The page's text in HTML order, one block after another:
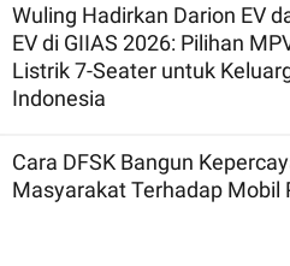
Wuling Hadirkan Darion EV
EV di GIIAS 2026: Pilihan
Listrik 7-Seater untuk
Indonesia
Cara DFSK Bangun
Masyarakat Terhadap Mobil